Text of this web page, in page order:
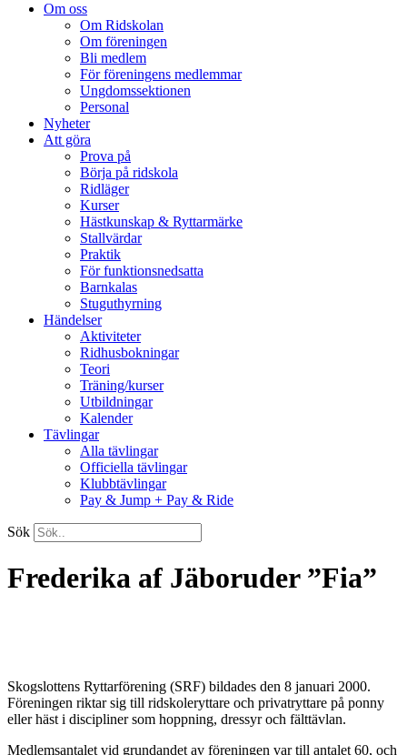
Om oss
Om Ridskolan
Om föreningen
Bli medlem
För föreningens medlemmar
Ungdomssektionen
Personal
Nyheter
Att göra
Prova på
Börja på ridskola
Ridläger
Kurser
Hästkunskap & Ryttarmärke
Stallvärdar
Praktik
För funktionsnedsatta
Barnkalas
Stuguthyrning
Händelser
Aktiviteter
Ridhusbokningar
Teori
Träning/kurser
Utbildningar
Kalender
Tävlingar
Alla tävlingar
Officiella tävlingar
Klubbtävlingar
Pay & Jump + Pay & Ride
Sök
Frederika af Jäboruder ”Fia”
Skogslottens Ryttarförening (SRF) bildades den 8 januari 2000.
Föreningen riktar sig till ridskoleryttare och privatryttare på ponny
eller häst i discipliner som hoppning, dressyr och fälttävlan.
Medlemsantalet vid grundandet av föreningen var till antalet 60, och